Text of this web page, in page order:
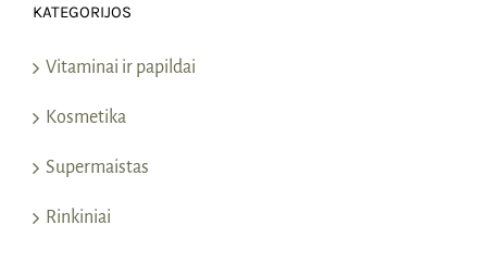
KATEGORIJOS
Vitaminai ir papildai
Kosmetika
Supermaistas
Rinkiniai